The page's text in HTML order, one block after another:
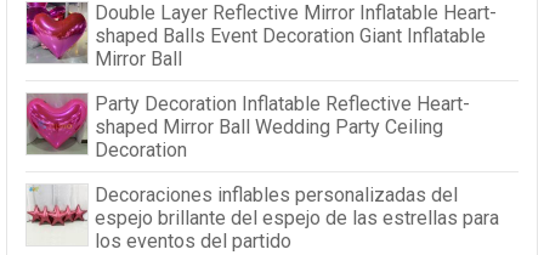
Double Layer Reflective Mirror Inflatable Heart-
shaped Balls Event Decoration Giant Inflatable
Mirror Ball
Party Decoration Inflatable Reflective Heart-
shaped Mirror Ball Wedding Party Ceiling
Decoration
Decoraciones inflables personalizadas del
espejo brillante del espejo de las estrellas para
los eventos del partido